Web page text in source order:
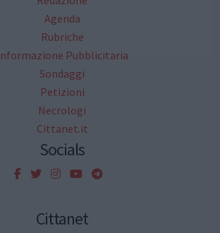
Agenda
Rubriche
Pubblicitaria
Sondaggi
Petizioni
Necrologi
Cittanet.it
Socials
Cittanet